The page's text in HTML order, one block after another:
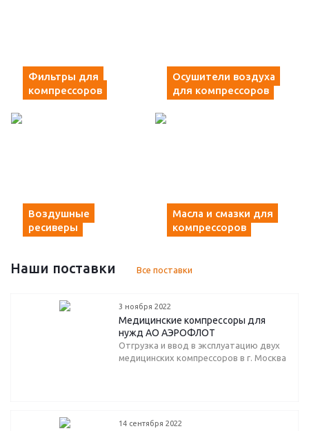
Фильтры для
компрессоров
Осушители воздуха
для компрессоров
Воздушные
ресиверы
Масла и смазки для
компрессоров
Наши поставки Все поставки
3 ноября 2022
Медицинские компрессоры для
нужд АО АЭРОФЛОТ
Отгрузка и ввод в эксплуатацию двух
медицинских компрессоров в г. Москва
14 сентября 2022